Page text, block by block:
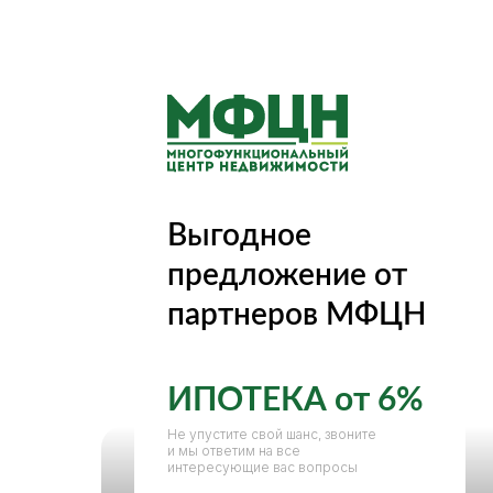
ИПОТЕКА от 6%
Не упустите свой шанс, звоните
и мы ответим на все
интересующие вас вопросы
Выгодное
предложение от
партнеров МФЦН